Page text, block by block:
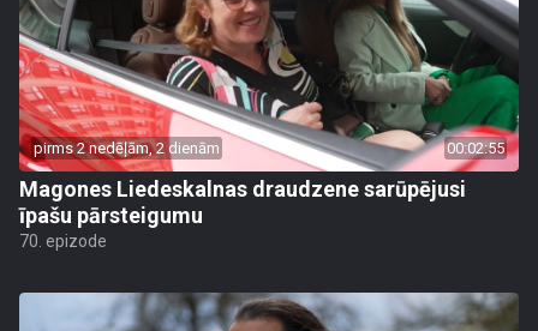
pirms 2 nedēļām, 2 dienām 00:02:55
Magones Liedeskalnas draudzene sarūpējusi
īpašu pārsteigumu
70. epizode